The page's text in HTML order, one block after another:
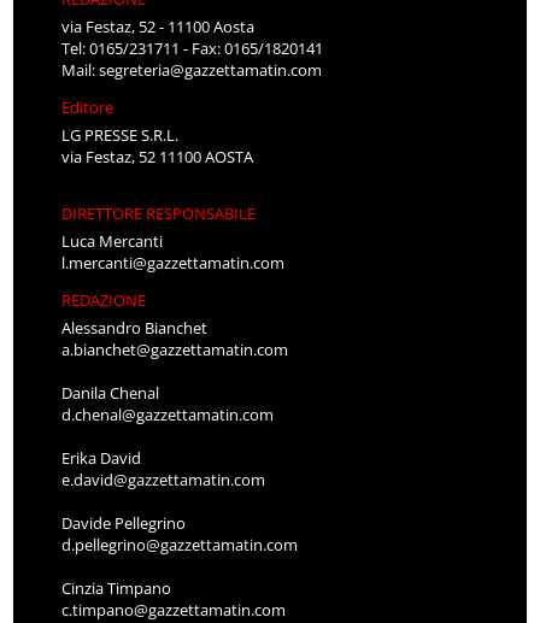
via Festaz, 52 - 11100 Aosta
Tel: 0165/231711 - Fax: 0165/1820141
Mail:segreteria@gazzettamatin.com
Editore
LG PRESSE S.R.L.
via Festaz, 52 11100 AOSTA
DIRETTORE RESPONSABILE
Luca Mercanti
l.mercanti@gazzettamatin.com
REDAZIONE
Alessandro Bianchet
a.bianchet@gazzettamatin.com
Danila Chenal
d.chenal@gazzettamatin.com
Erika David
e.david@gazzettamatin.com
Davide Pellegrino
d.pellegrino@gazzettamatin.com
Cinzia Timpano
c.timpano@gazzettamatin.com